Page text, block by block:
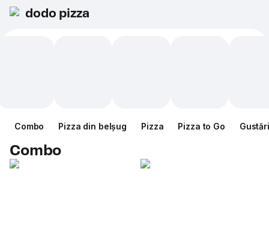
dodo pizza
Combo Pizza din belșug Pizza Pizza to Go Gustări
Combo